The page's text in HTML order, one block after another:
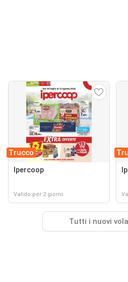
Trucco
Ipercoop
Valido per 2 giorni
Tutti i nuovi